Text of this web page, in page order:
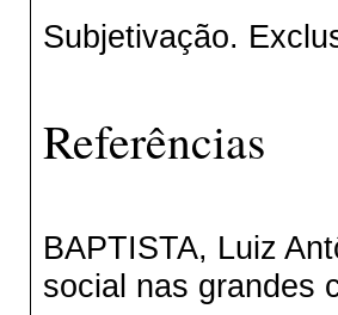
Subjetivação.
Referências
BAPTISTA, Luiz
social nas grandes